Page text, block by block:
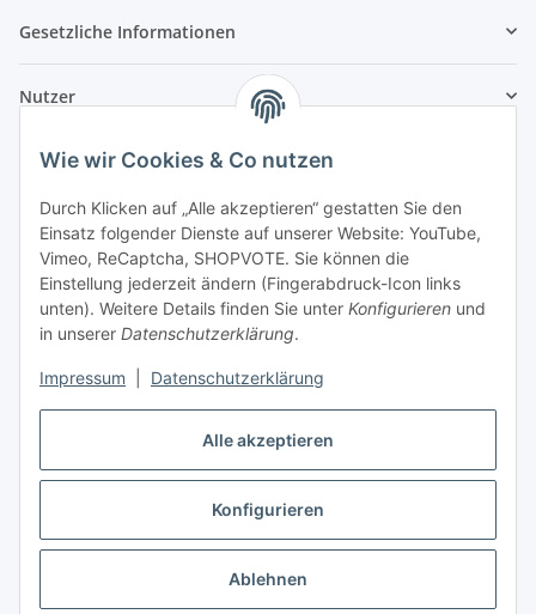
Alle akzeptieren
Konfigurieren
Ablehnen
Wie wir Cookies & Co nutzen
Durch Klicken auf „Alle akzeptieren“ gestatten Sie den
Einsatz folgender Dienste auf unserer Website: YouTube,
Vimeo, ReCaptcha, SHOPVOTE. Sie können die
Einstellung jederzeit ändern (Fingerabdruck-Icon links
unten). Weitere Details finden Sie unter Konfigurieren und
in unserer Datenschutzerklärung.
Impressum Datenschutzerklärung
Gesetzliche Informationen
Nutzer